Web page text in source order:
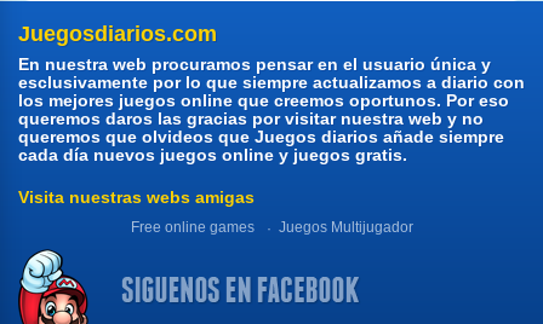
Juegosdiarios.com
En nuestra web procuramos pensar en el usuario única y
esclusivamente por lo que siempre actualizamos a diario con
los mejores juegos online que creemos oportunos. Por eso
queremos daros las gracias por visitar nuestra web y no
queremos que olvideos que Juegos diarios añade siempre
cada día nuevos juegos online y juegos gratis.
Visita nuestras webs amigas
Free online games Juegos Multijugador